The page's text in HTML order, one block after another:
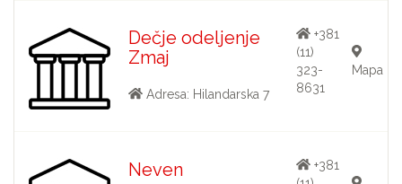
Dečje odeljenje
Zmaj
Adresa: Hilandarska 7
+381
(11)
323-
8631
Mapa
Neven
+381